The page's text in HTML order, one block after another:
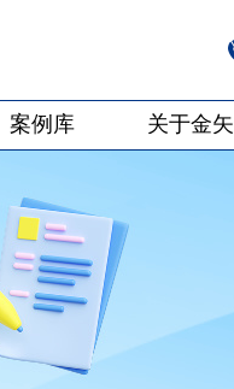
案例库 关于金矢